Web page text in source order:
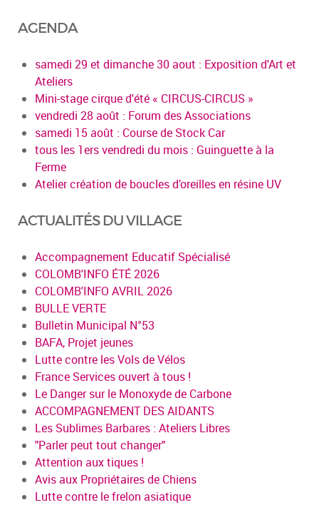
AGENDA
samedi 29 et dimanche 30 aout : Exposition d'Art et
Ateliers
Mini-stage cirque d'été « CIRCUS-CIRCUS »
vendredi 28 août : Forum des Associations
samedi 15 août : Course de Stock Car
tous les 1ers vendredi du mois : Guinguette à la
Ferme
Atelier création de boucles d’oreilles en résine UV
ACTUALITÉS DU VILLAGE
Accompagnement Educatif Spécialisé
COLOMB'INFO ÉTÉ 2026
COLOMB'INFO AVRIL 2026
BULLE VERTE
Bulletin Municipal N°53
BAFA, Projet jeunes
Lutte contre les Vols de Vélos
France Services ouvert à tous !
Le Danger sur le Monoxyde de Carbone
ACCOMPAGNEMENT DES AIDANTS
Les Sublimes Barbares : Ateliers Libres
"Parler peut tout changer"
Attention aux tiques !
Avis aux Propriétaires de Chiens
Lutte contre le frelon asiatique